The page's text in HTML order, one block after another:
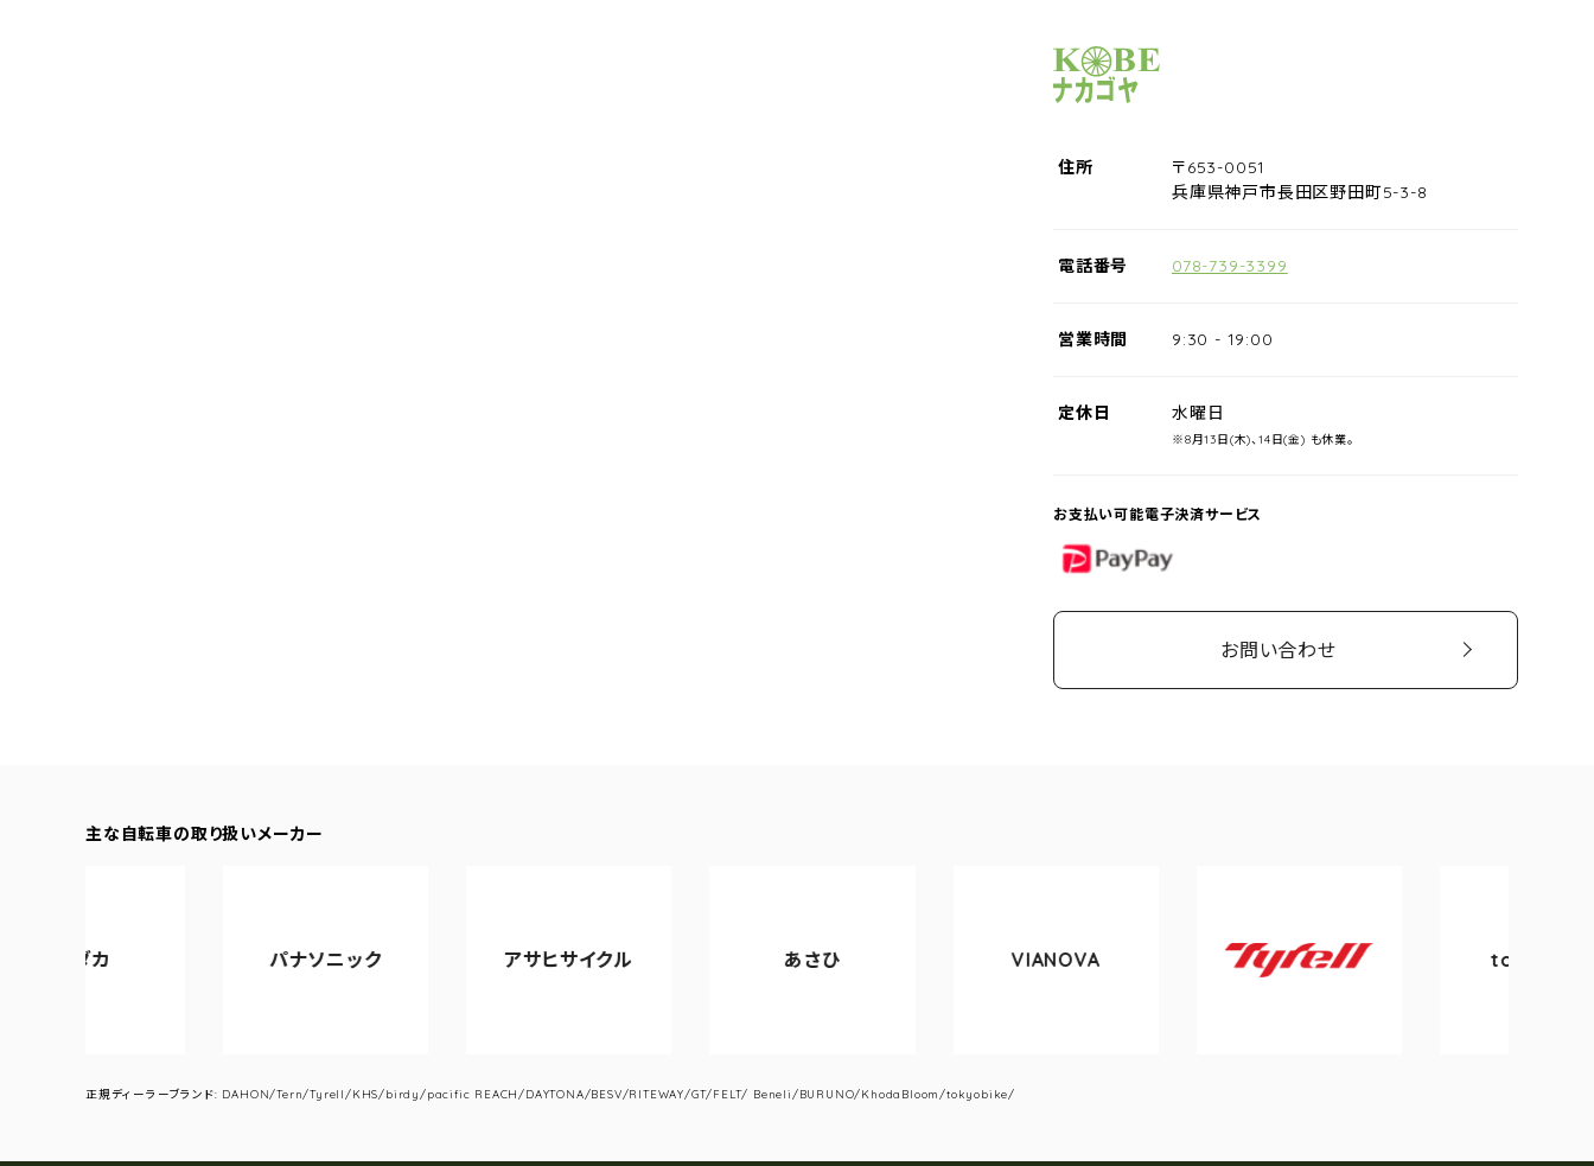
サイクルショップナカゴヤ
住所
〒653-0051
兵庫県神戸市長田区野田町5-3-8
電話番号 078-739-3399
営業時間 9:30 - 19:00
定休日 水曜日
※8月13日(木)、14日(金) も休業。
お支払い可能電子決済サービス
PayPay
お問い合わせ
主な自転車の取り扱いメーカー
パナソニック アサヒサイクル VIANOVA
Tyrell
tokyobike
正規ディーラーブランド: DAHON/Tern/Tyrell/KHS/birdy/pacific REACH/DAYTONA/BESV/RITEWAY/GT/FELT/ Beneli/BURUNO/KhodaBloom/tokyobike/